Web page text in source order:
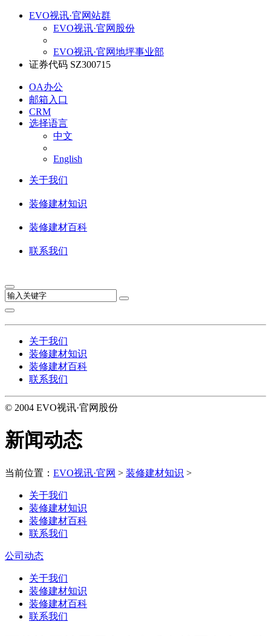
EVO视讯·官网站群
EVO视讯·官网股份
EVO视讯·官网地坪事业部
证券代码 SZ300715
OA办公
邮箱入口
CRM
选择语言
中文
English
关于我们
装修建材知识
装修建材百科
联系我们
关于我们
装修建材知识
装修建材百科
联系我们
© 2004 EVO视讯·官网股份
新闻动态
当前位置： EVO视讯·官网 > 装修建材知识 >
关于我们
装修建材知识
装修建材百科
联系我们
公司动态
关于我们
装修建材知识
装修建材百科
联系我们